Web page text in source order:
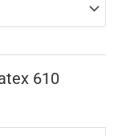
610